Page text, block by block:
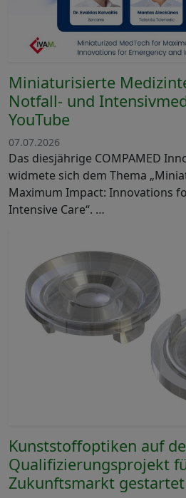
Miniaturisierte
Notfall- und
YouTube
07.07.2026
Das diesjährige COMPAMED
widmete sich dem Thema
Maximum Impact: Innovations
Intensive Care“. …
Kunststoffoptiken auf
Qualifizierungsprojekt
Zukunftsmarkt gestartet